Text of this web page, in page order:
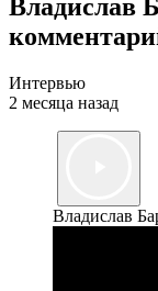
Владислав
Интервью
2 месяца назад
Владислав